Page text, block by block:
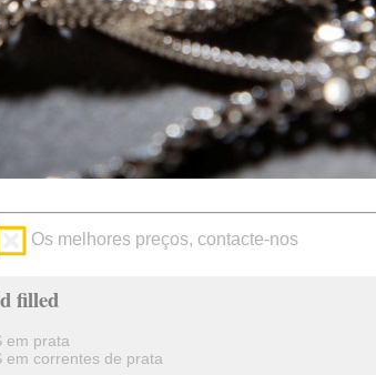
Os melhores preços, contacte-nos
filled
em prata
em correntes de prata